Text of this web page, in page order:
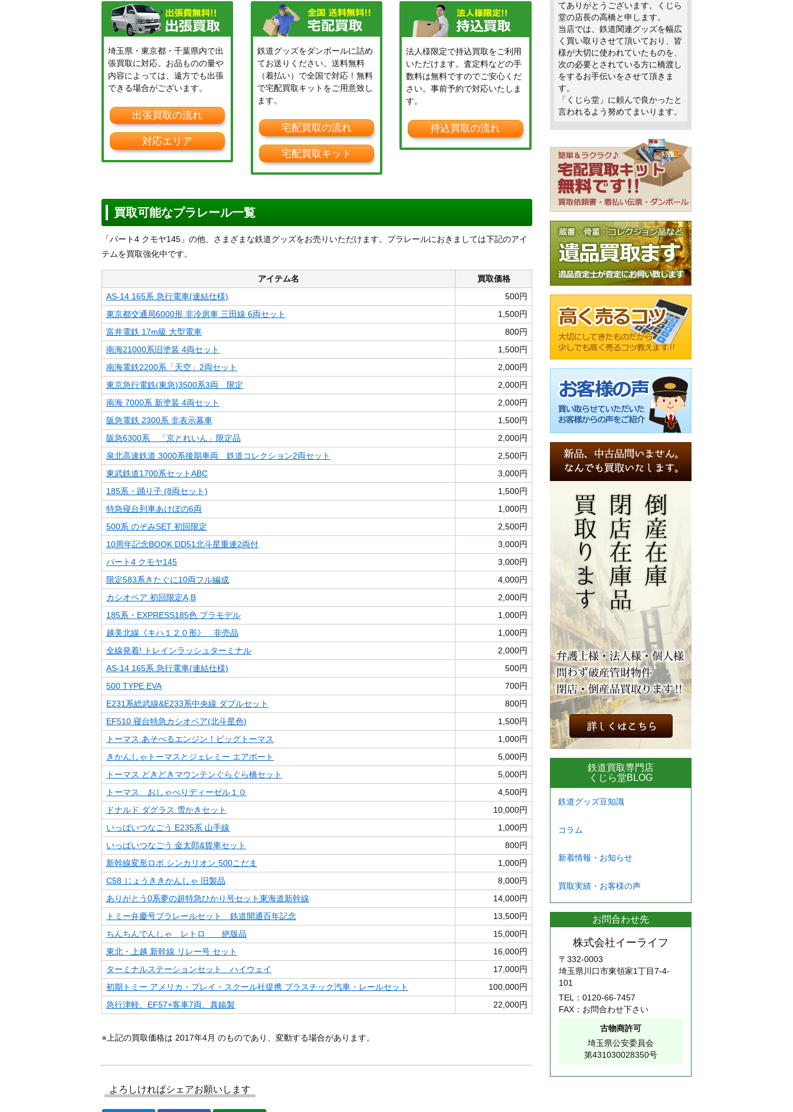
埼玉県・東京都・千葉県内で出
張買取に対応。お品ものの量や
内容によっては、遠方でも出張
できる場合がございます。
出張買取の流れ
対応エリア
鉄道グッズをダンボールに詰め
てお送りください。送料無料
（着払い）で全国で対応！無料
で宅配買取キットをご用意致し
ます。
宅配買取の流れ
宅配買取キット
法人様限定で持込買取をご利用
いただけます。査定料などの手
数料は無料ですのでご安心くだ
さい。事前予約で対応いたしま
す。
持込買取の流れ
買取可能なプラレール一覧
「パート4 クモヤ145」の他、さまざまな鉄道グッズをお売りいただけます。プラレールにおきましては下記のアイ
テムを買取強化中です。
アイテム名
買取価格
AS-14 165系 急行電車(連結仕様)
500円
東京都交通局6000形 非冷房車 三田線 6両セット
1,500円
富井電鉄 17m級 大型電車
800円
南海21000系旧塗装 4両セット
1,500円
南海電鉄2200系「天空」2両セット
2,000円
東京急行電鉄(東急)3500系3両 限定
2,000円
南海 7000系 新塗装 4両セット
2,000円
阪急電鉄 2300系 非表示幕車
1,500円
阪急6300系 「京とれいん」限定品
2,000円
泉北高速鉄道 3000系後期車両 鉄道コレクション2両セット
2,500円
東武鉄道1700系セットABC
3,000円
185系・踊り子 (8両セット)
1,500円
特急寝台列車あけぼの6両
1,000円
500系 のぞみSET 初回限定
2,500円
10周年記念BOOK DD51北斗星重連2両付
3,000円
パート4 クモヤ145
3,000円
限定583系きたぐに10両フル編成
4,000円
カシオペア 初回限定A,B
2,000円
185系・EXPRESS185色 プラモデル
1,000円
越美北線《キハ１２０形》 非売品
1,000円
全線発着! トレインラッシュターミナル
2,000円
AS-14 165系 急行電車(連結仕様)
500円
500 TYPE EVA
700円
E231系総武線&E233系中央線 ダブルセット
800円
EF510 寝台特急カシオペア(北斗星色)
1,500円
トーマス あそべるエンジン！ビッグトーマス
1,000円
きかんしゃトーマスとジェレミー エアポート
5,000円
トーマス どきどきマウンテンぐらぐら橋セット
5,000円
トーマス おしゃべりディーゼル１０
4,500円
ドナルド ダグラス 雪かきセット
10,000円
いっぱいつなごう E235系 山手線
1,000円
いっぱいつなごう 金太郎&貨車セット
800円
新幹線変形ロボ シンカリオン 500こだま
1,000円
C58 じょうききかんしゃ 旧製品
8,000円
ありがとう0系夢の超特急ひかり号セット東海道新幹線
14,000円
トミー弁慶号プラレールセット 鉄道開通百年記念
13,500円
ちんちんでんしゃ レトロ 絶版品
15,000円
東北・上越 新幹線 リレー号 セット
16,000円
ターミナルステーションセット ハイウェイ
17,000円
初期トミー アメリカ・プレイ・スクール社提携 プラスチック汽車・レールセット
100,000円
急行津軽、EF57+客車7両、真鍮製
22,000円
※上記の買取価格は 2017年4月 のものであり、変動する場合があります。
よろしければシェアお願いします
てありがとうございます。くじら
堂の店長の高橋と申します。
当店では、鉄道関連グッズを幅広
く買い取りさせて頂いており、皆
様が大切に使われていたものを、
次の必要とされている方に橋渡し
をするお手伝いをさせて頂きま
す。
「くじら堂」に頼んで良かったと
言われるよう努めてまいります。
鉄道買取専門店
くじら堂BLOG
鉄道グッズ豆知識
コラム
新着情報・お知らせ
買取実績・お客様の声
お問合わせ先
株式会社イーライフ
〒332-0003
埼玉県川口市東領家1丁目7-4-
101
TEL： 0120-66-7457
FAX：お問合わせ下さい
古物商許可
埼玉県公安委員会
第431030028350号